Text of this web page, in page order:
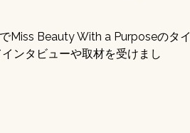
Miss Beauty With a Purposeのタイ
ンタビューや取材を受けまし